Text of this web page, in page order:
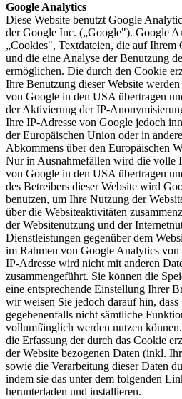
Google Analytics
Diese Website benutzt Google
der Google Inc. („Google"). Google
„Cookies", Textdateien, die auf Ihrem
und die eine Analyse der Benutzung
ermöglichen. Die durch den Cookie
Ihre Benutzung dieser Website
von Google in den USA übertragen
der Aktivierung der IP-
Ihre IP-Adresse von Google jedoch
der Europäischen Union oder in
Abkommens über den Europäischen
Nur in Ausnahmefällen wird die volle
von Google in den USA übertragen
des Betreibers dieser Website wird
benutzen, um Ihre Nutzung der
über die Websiteaktivitäten
der Websitenutzung und der
Dienstleistungen gegenüber dem
im Rahmen von Google Analytics
IP-Adresse wird nicht mit anderen
zusammengeführt. Sie können die
eine entsprechende Einstellung Ihrer
wir weisen Sie jedoch darauf hin, dass
gegebenenfalls nicht sämtliche
vollumfänglich werden nutzen
die Erfassung der durch das Cookie
der Website bezogenen Daten (inkl.
sowie die Verarbeitung dieser Daten
indem sie das unter dem folgenden
herunterladen und installieren.